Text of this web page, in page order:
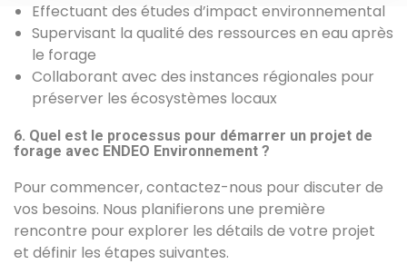
Effectuant des études d’impact environnemental
Supervisant la qualité des ressources en eau après
le forage
Collaborant avec des instances régionales pour
préserver les écosystèmes locaux
6. Quel est le processus pour démarrer un projet de
forage avec ENDEO Environnement ?
Pour commencer, contactez-nous pour discuter de
vos besoins. Nous planifierons une première
rencontre pour explorer les détails de votre projet
et définir les étapes suivantes.